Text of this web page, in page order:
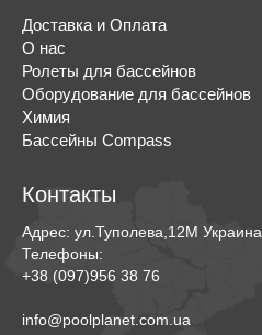
Доставка и Оплата
О нас
Ролеты для бассейнов
Оборудование для бассейнов
Химия
Бассейны Compass
Контакты
Адрес: ул.Туполева,12М Украина
Телефоны:
+38 (097)956 38 76
info@poolplanet.com.ua